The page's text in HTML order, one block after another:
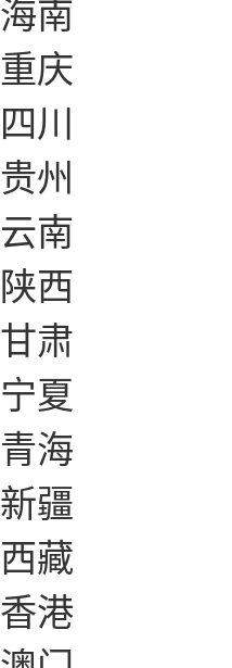
海南
重庆
四川
贵州
云南
陕西
甘肃
宁夏
青海
新疆
西藏
香港